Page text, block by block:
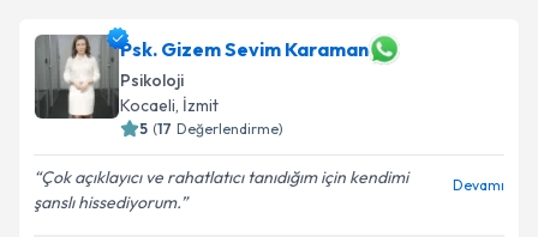
Psk. Gizem Sevim Karaman
Psikoloji
Kocaeli, İzmit
5 (17 Değerlendirme)
Çok açıklayıcı ve rahatlatıcı tanıdığım için kendimi
şanslı hissediyorum.
Devamı